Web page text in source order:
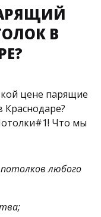
В
цене парящие
Краснодаре?
Что мы
любого